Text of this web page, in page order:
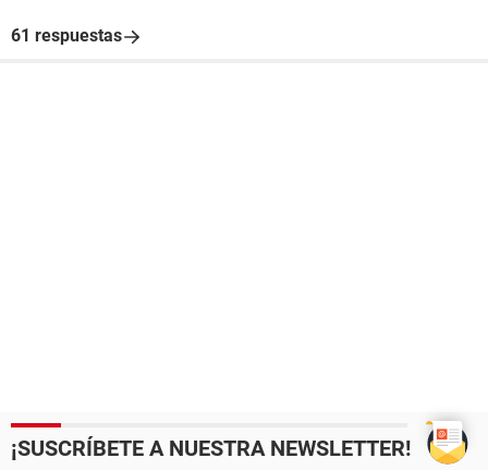
61 respuestas
¡SUSCRÍBETE A NUESTRA NEWSLETTER!